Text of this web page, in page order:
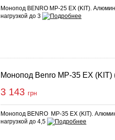
Монопод BENRO MP-25 EX (KIT).
нагрузкой до 3
Монопод Benro MP-35 EX (KIT)
3 143 грн
Монопод BENRO MP-35 EX (KIT).
нагрузкой до 4,5